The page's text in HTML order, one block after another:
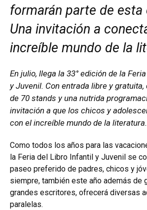
formarán parte de esta
Una invitación a
increíble mundo de la
En julio, llega la 33° edición de la
y Juvenil. Con entrada libre y
de 70 stands y una nutrida
invitación a que los chicos y
con el increíble mundo de la literatura.
Como todos los años para las
la Feria del Libro Infantil y Juvenil se
paseo preferido de padres, chicos y
siempre, también este año además de
grandes escritores, ofrecerá diversas
paralelas.